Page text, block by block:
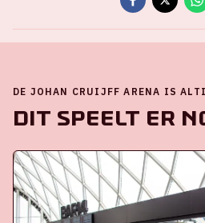
DE JOHAN CRUIJFF ARENA IS
Dit speelt er